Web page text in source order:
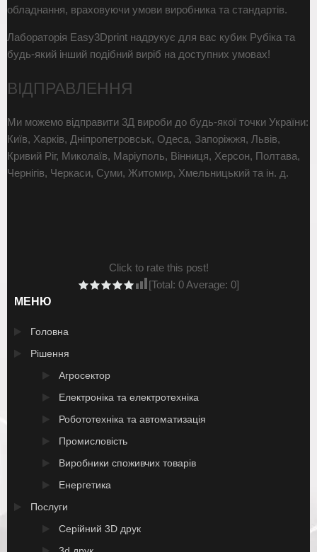
обладнання, враховуючи умови виробника та стандартів.
Лабораторія Easy3Dprint надрукує для вас кубик Рубіка та
будь-який інший подібний виріб на доступних умовах!
ВІДПРАВЛЕННЯ
Ми можемо відправити 3Д вироби до будь-якої точки України:
Київ, Харків, Дніпропетровськ, Одеса, Запоріжжя, Львів,
Кривий Ріг, Миколаїв, Маріуполь, Вінниця, Херсон, Полтава,
Чернігів, Черкаси, Суми, Житомир, Хмельницький та ін. д.
Click to rate this post!
[Total: 0Average: 0]
МЕНЮ
Головна
Рішення
Агросектор
Електроніка та електротехніка
Робототехніка та автоматизація
Промисловість
Виробники споживчих товарів
Енергетика
Послуги
Серійний 3D друк